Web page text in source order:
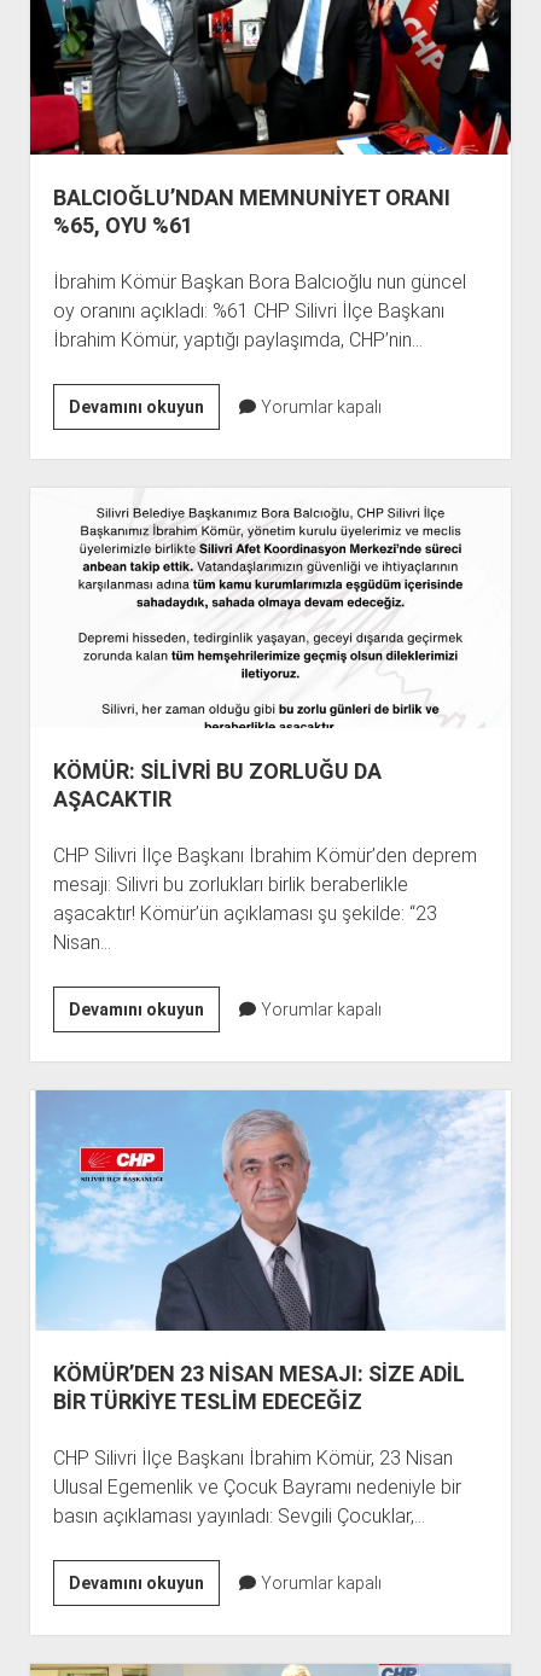
BALCIOĞLU’NDAN MEMNUNİYET ORANI
%65, OYU %61
İbrahim Kömür Başkan Bora Balcıoğlu nun güncel
oy oranını açıkladı: %61 CHP Silivri İlçe Başkanı
İbrahim Kömür, yaptığı paylaşımda, CHP’nin…
Devamını okuyunBALCIOĞLU’NDAN
MEMNUNİYET
ORANI
%65,
OYU
%61
Yorumlar kapalı
KÖMÜR: SİLİVRİ BU ZORLUĞU DA
AŞACAKTIR
CHP Silivri İlçe Başkanı İbrahim Kömür’den deprem
mesajı: Silivri bu zorlukları birlik beraberlikle
aşacaktır! Kömür’ün açıklaması şu şekilde: “23
Nisan…
Devamını okuyunKÖMÜR:
SİLİVRİ
BU
ZORLUĞU
AŞACAKTIR
Yorumlar kapalı
KÖMÜR’DEN 23 NİSAN MESAJI: SİZE ADİL
BİR TÜRKİYE TESLİM EDECEĞİZ
CHP Silivri İlçe Başkanı İbrahim Kömür, 23 Nisan
Ulusal Egemenlik ve Çocuk Bayramı nedeniyle bir
basın açıklaması yayınladı: Sevgili Çocuklar,…
Devamını okuyunKÖMÜR’DEN
23
NİSAN
MESAJI:
Yorumlar kapalı